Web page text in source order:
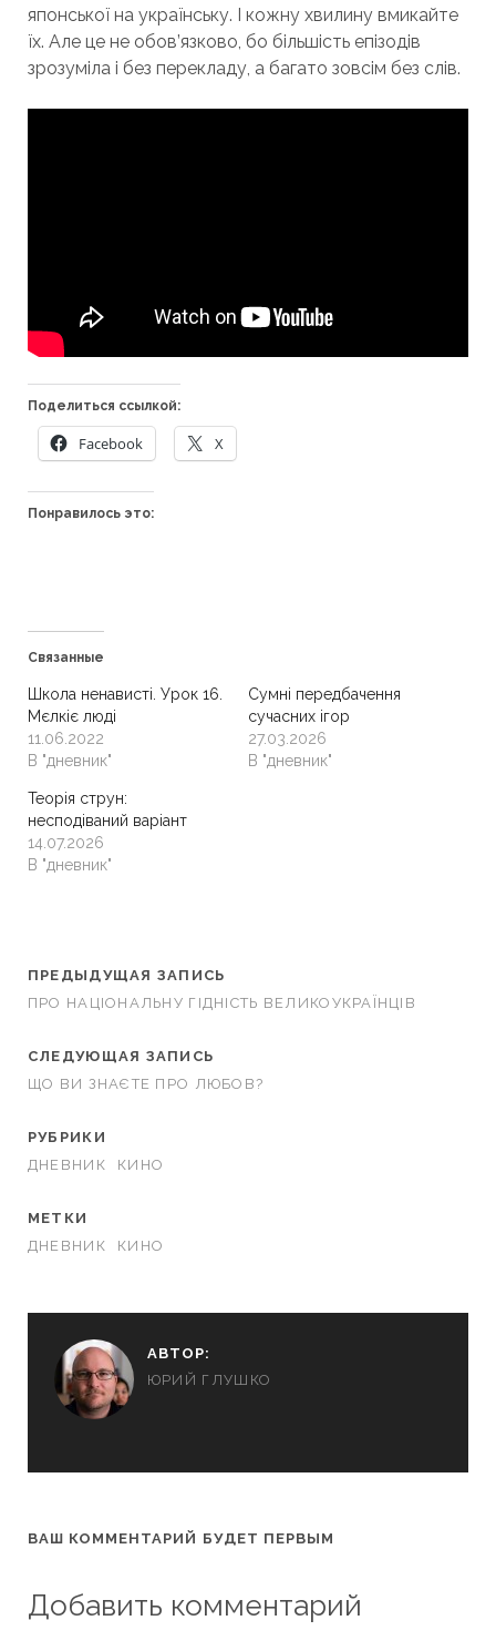
японської на українську. І кожну хвилину вмикайте
їх. Але це не обов’язково, бо більшість епізодів
зрозуміла і без перекладу, а багато зовсім без слів.
Поделиться ссылкой:
Facebook X
Понравилось это:
Связанные
Школа ненависті. Урок 16.
Мєлкіє люді
11.06.2022
В "дневник"
Сумні передбачення
сучасних ігор
27.03.2026
В "дневник"
Теорія струн:
несподіваний варіант
14.07.2026
В "дневник"
ПРЕДЫДУЩАЯ ЗАПИСЬ
ПРО НАЦІОНАЛЬНУ ГІДНІСТЬ ВЕЛИКОУКРАЇНЦІВ
СЛЕДУЮЩАЯ ЗАПИСЬ
ЩО ВИ ЗНАЄТЕ ПРО ЛЮБОВ?
РУБРИКИ
ДНЕВНИК
КИНО
МЕТКИ
ДНЕВНИК
КИНО
АВТОР:
ЮРИЙ ГЛУШКО
ВАШ КОММЕНТАРИЙ БУДЕТ ПЕРВЫМ
Добавить комментарий